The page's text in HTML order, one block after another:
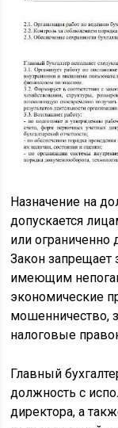
Назначение на
допускается
или
Закон запрещает
имеющим
экономические
мошенничество,
налоговые
Главный
должность с
директора, а